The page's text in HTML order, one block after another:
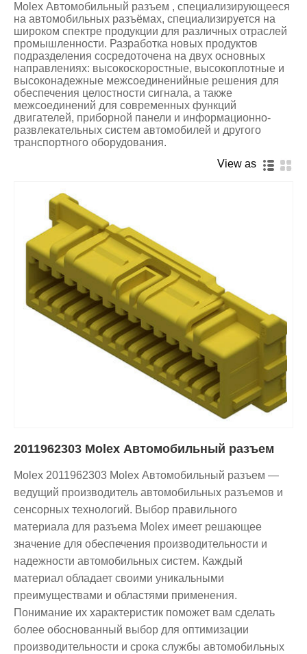
Molex Автомобильный разъем , специализирующееся
на автомобильных разъёмах, специализируется на
широком спектре продукции для различных отраслей
промышленности. Разработка новых продуктов
подразделения сосредоточена на двух основных
направлениях: высокоскоростные, высокоплотные и
высоконадежные межсоединенийные решения для
обеспечения целостности сигнала, а также
межсоединений для современных функций
двигателей, приборной панели и информационно-
развлекательных систем автомобилей и другого
транспортного оборудования.
View as
2011962303 Molex Автомобильный разъем
Molex 2011962303 Molex Автомобильный разъем —
ведущий производитель автомобильных разъемов и
сенсорных технологий. Выбор правильного
материала для разъема Molex имеет решающее
значение для обеспечения производительности и
надежности автомобильных систем. Каждый
материал обладает своими уникальными
преимуществами и областями применения.
Понимание их характеристик поможет вам сделать
более обоснованный выбор для оптимизации
производительности и срока службы автомобильных